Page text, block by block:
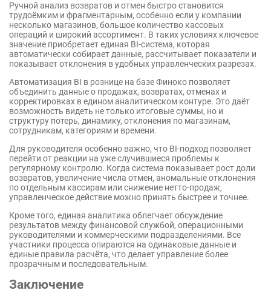
Ручной анализ возвратов и отмен быстро становится
трудоёмким и фрагментарным, особенно если у компании
несколько магазинов, большое количество кассовых
операций и широкий ассортимент. В таких условиях ключевое
значение приобретает единая BI-система, которая
автоматически собирает данные, рассчитывает показатели и
показывает отклонения в удобных управленческих разрезах.
Автоматизация BI в рознице на базе Финоко позволяет
объединить данные о продажах, возвратах, отменах и
корректировках в едином аналитическом контуре. Это даёт
возможность видеть не только итоговые суммы, но и
структуру потерь, динамику, отклонения по магазинам,
сотрудникам, категориям и времени.
Для руководителя особенно важно, что BI-подход позволяет
перейти от реакции на уже случившиеся проблемы к
регулярному контролю. Когда система показывает рост доли
возвратов, увеличение числа отмен, аномальные отклонения
по отдельным кассирам или снижение нетто-продаж,
управленческое действие можно принять быстрее и точнее.
Кроме того, единая аналитика облегчает обсуждение
результатов между финансовой службой, операционными
руководителями и коммерческими подразделениями. Все
участники процесса опираются на одинаковые данные и
единые правила расчёта, что делает управление более
прозрачным и последовательным.
Заключение